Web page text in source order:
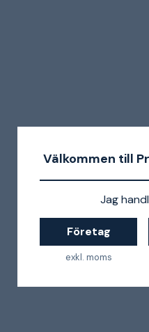
Välkommen till
Jag
Företag
exkl. moms